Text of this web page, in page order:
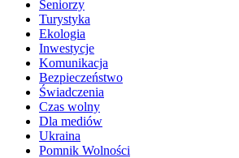
Seniorzy
Turystyka
Ekologia
Inwestycje
Komunikacja
Bezpieczeństwo
Świadczenia
Czas wolny
Dla mediów
Ukraina
Pomnik Wolności